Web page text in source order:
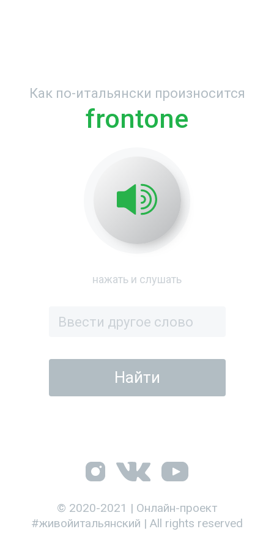
Как по-итальянски произносится
frontone
нажать и слушать
© 2020-2021 | Онлайн-проект
#живойитальянский | All rights reserved